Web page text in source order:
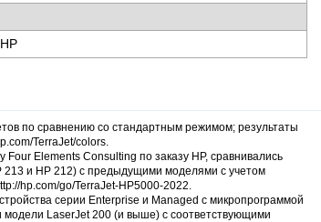
по сравнению со стандартным режимом; результаты
TerraJet/colors.
Elements Consulting по заказу HP, сравнивались
213 и HP 212) с предыдущими моделями с учетом
hp.com/go/TerraJet-HP5000-2022.
серии Enterprise и Managed с микропрограммой
модели LaserJet 200 (и выше) с соответствующими